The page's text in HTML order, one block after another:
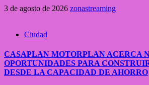
3 de agosto de 2026 zonastreaming
Ciudad
CASAPLAN MOTORPLAN ACERCA
OPORTUNIDADES PARA
DESDE LA CAPACIDAD DE AHORRO